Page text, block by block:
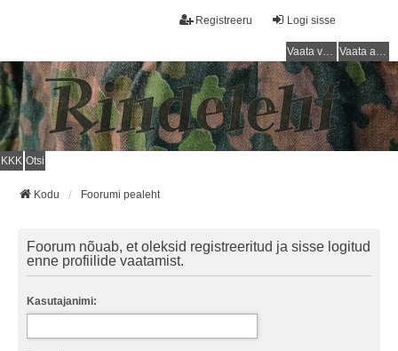
Logi sisse
Registreeru
Vaata vastamata teemasi Vaata aktiivseid teemasid
KKK Otsi
Kodu Foorumi pealeht
Foorum nõuab, et oleksid registreeritud ja sisse logitud
enne profiilide vaatamist.
Kasutajanimi: